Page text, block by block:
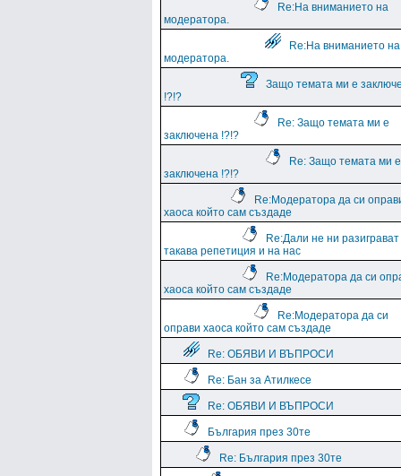
Re:На вниманието на
модератора.
Re:На вниманието на
модератора.
Защо темата ми е
!?!?
Re: Защо темата ми е
заключена !?!?
Re: Защо темата ми е
заключена !?!?
Re:Модератора да си
хаоса който сам създаде
Re:Дали не ни разиграват
такава репетиция и на нас
Re:Модератора да си
хаоса който сам създаде
Re:Модератора да си
оправи хаоса който сам създаде
Re: ОБЯВИ И ВЪПРОСИ
Re: Бан за Атилкесе
Re: ОБЯВИ И ВЪПРОСИ
България през 30те
Re: България през 30те